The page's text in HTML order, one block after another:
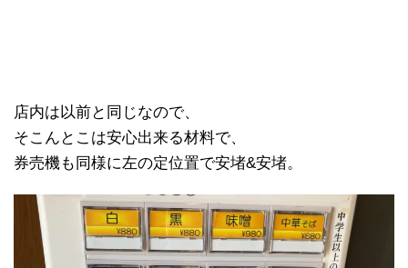
店内は以前と同じなので、
そこんとこは安心出来る材料で、
券売機も同様に左の定位置で安堵&安堵。